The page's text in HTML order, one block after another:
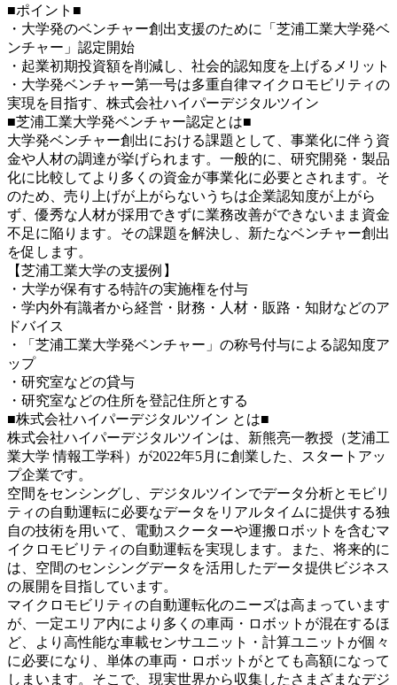
■ポイント■
・大学発のベンチャー創出支援のために「芝浦工業大学発ベ
ンチャー」認定開始
・起業初期投資額を削減し、社会的認知度を上げるメリット
・大学発ベンチャー第一号は多重自律マイクロモビリティの
実現を目指す、株式会社ハイパーデジタルツイン
■芝浦工業大学発ベンチャー認定とは■
大学発ベンチャー創出における課題として、事業化に伴う資
金や人材の調達が挙げられます。一般的に、研究開発・製品
化に比較してより多くの資金が事業化に必要とされます。そ
のため、売り上げが上がらないうちは企業認知度が上がら
ず、優秀な人材が採用できずに業務改善ができないまま資金
不足に陥ります。その課題を解決し、新たなベンチャー創出
を促します。
【芝浦工業大学の支援例】
・大学が保有する特許の実施権を付与
・学内外有識者から経営・財務・人材・販路・知財などのア
ドバイス
・「芝浦工業大学発ベンチャー」の称号付与による認知度ア
ップ
・研究室などの貸与
・研究室などの住所を登記住所とする
■株式会社ハイパーデジタルツイン とは■
株式会社ハイパーデジタルツインは、新熊亮一教授（芝浦工
業大学 情報工学科）が2022年5月に創業した、スタートアッ
プ企業です。
空間をセンシングし、デジタルツインでデータ分析とモビリ
ティの自動運転に必要なデータをリアルタイムに提供する独
自の技術を用いて、電動スクーターや運搬ロボットを含むマ
イクロモビリティの自動運転を実現します。また、将来的に
は、空間のセンシングデータを活用したデータ提供ビジネス
の展開を目指しています。
マイクロモビリティの自動運転化のニーズは高まっています
が、一定エリア内により多くの車両・ロボットが混在するほ
ど、より高性能な車載センサユニット・計算ユニットが個々
に必要になり、単体の車両・ロボットがとても高額になって
しまいます。そこで、現実世界から収集したさまざまなデジ